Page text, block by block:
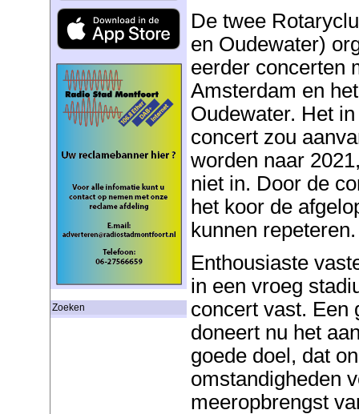
Zoeken
De twee
en Oudewater)
eerder concerten
Amsterdam en
Oudewater. Het
concert zou
worden naar
niet in. Door de
het koor de
kunnen repeteren.
Enthousiaste
in een vroeg
concert vast. Een
doneert nu het
goede doel, dat
omstandigheden
meeropbrengst